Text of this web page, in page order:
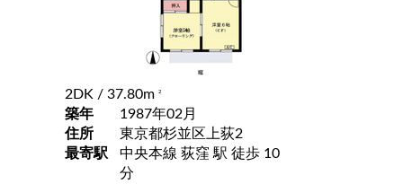
2DK / 37.80m 2
築年
1987年02月
住所
東京都杉並区上荻2
最寄駅
中央本線 荻窪 駅 徒歩 10
分